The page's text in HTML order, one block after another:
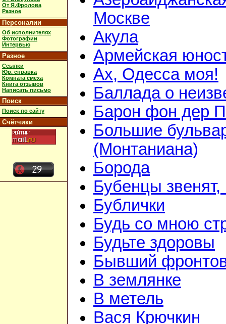
От Я.Фролова
Разное
Персоналии
Об исполнителях
Фотографии
Интервью
Разное
Ссылки
Юр. справка
Комната смеха
Книга отзывов
Написать письмо
Поиск
Поиск по сайту
Счётчики
Москве
Акула
Армейская
Ах, Одесса моя!
Баллада о
Барон фон дер
Большие
(Монтаниана)
Борода
Бубенцы звенят,
Бублички
Будь со мною
Будьте здоровы
Бывший
В землянке
В метель
Вася Крючкин